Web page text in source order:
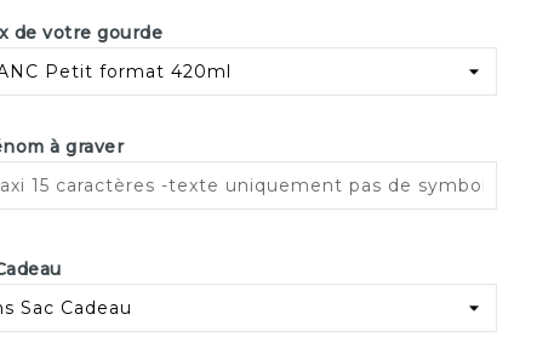
de votre gourde
à graver